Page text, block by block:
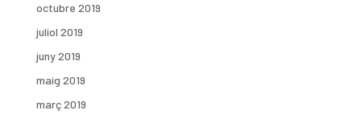
octubre 2019
juliol 2019
juny 2019
maig 2019
març 2019